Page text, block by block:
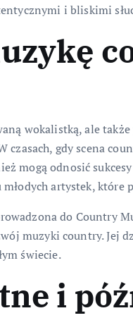
i bliskimi
wokalistką, ale
czasach, gdy scena
mogą odnosić
artystek, które
do Country
muzyki country. Jej
świecie.
i